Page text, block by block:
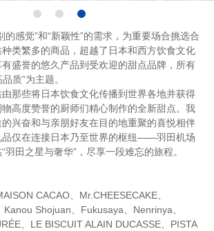
1 2
3
的感觉”和“新颖性”的需求，为重要场合挑选合
类繁多的商品，超越了日本和西方饮食文化
盛誉的悠久产品到受欢迎的甜点品牌，所有
质”为主题。
那些将日本饮食文化传播到世界各地并获得
高度赞誉的厨师们精心制作的全新甜点。我
兴奋和与亲朋好友在目的地重聚的喜悦相伴
品仅在连接日本乃至世界的枢纽——羽田机场
羽田之星与奢华”，尽享一段难忘的旅程。
CACAO、Mr.CHEESECAKE、
Shojuan、Fukusaya、Nenrinya、
、LE BISCUIT ALAIN DUCASSE、PISTA